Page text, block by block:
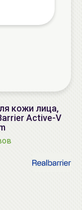
кожи лица,
Active-V